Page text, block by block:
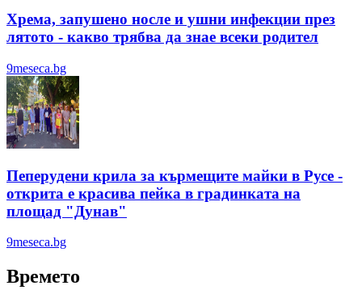
Хрема, запушено носле и ушни инфекции през
лятотo - какво трябва да знае всеки родител
9meseca.bg
Пеперудени крила за кърмещите майки в Русе -
открита е красива пейка в градинката на
площад "Дунав"
9meseca.bg
Времето